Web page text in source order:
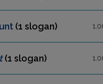
(1 slogan)
(1 slogan)